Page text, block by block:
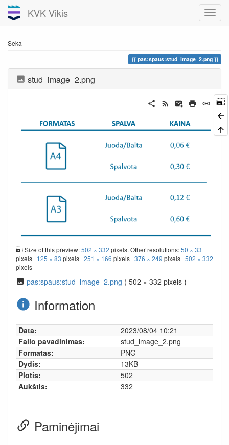
KVK Vikis
Seka
pas:spaus:stud_image_2.png
stud_image_2.png
Size of this preview:502 × 332 pixels. Other resolutions:50 × 33
pixels 125 × 83 pixels 251 × 166 pixels 376 × 249 pixels 502 × 332
pixels
pas:spaus:stud_image_2.png ( 502 × 332 pixels )
Information
Data:
2023/08/04 10:21
Failo pavadinimas:
stud_image_2.png
Formatas:
PNG
Dydis:
13KB
Plotis:
502
Aukštis:
332
Paminėjimai